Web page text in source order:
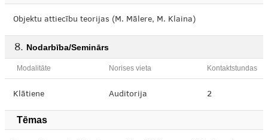
Objektu attiecību teorijas (M. Mālere, M. Klaina)
Nodarbība/Seminārs
Modalitāte Norises vieta Kontaktstundas
Klātiene Auditorija 2
Tēmas